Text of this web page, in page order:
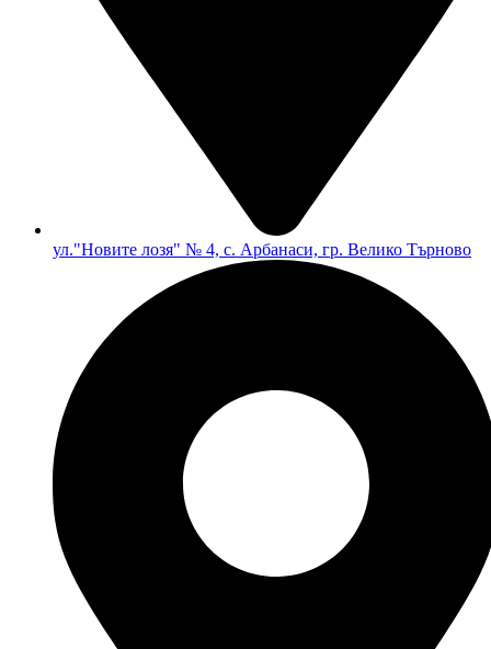
ул."Новите лозя" № 4, с. Арбанаси, гр. Велико Търново